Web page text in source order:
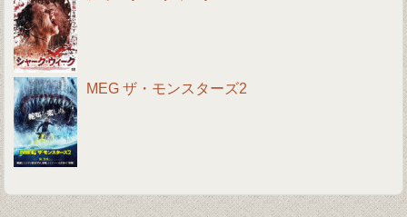
MEG ザ・モンスターズ2